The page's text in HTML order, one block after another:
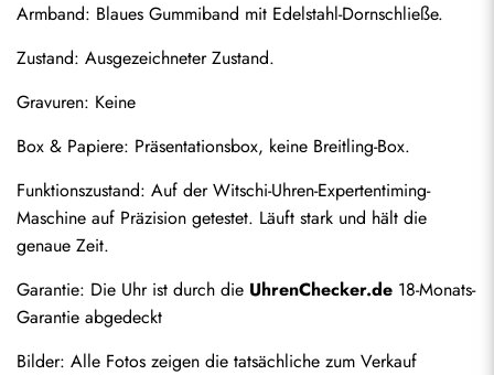
Armband: Blaues Gummiband mit Edelstahl-Dornschließe.
Zustand: Ausgezeichneter Zustand.
Gravuren: Keine
Box & Papiere: Präsentationsbox, keine Breitling-Box.
Funktionszustand: Auf der Witschi-Uhren-Expertentiming-
Maschine auf Präzision getestet. Läuft stark und hält die
genaue Zeit.
Garantie: Die Uhr ist durch die UhrenChecker.de 18-Monats-
Garantie abgedeckt
Bilder: Alle Fotos zeigen die tatsächliche zum Verkauf
Senden